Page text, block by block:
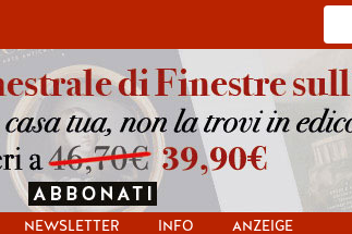
NEWSLETTER INFO ANZEIGE